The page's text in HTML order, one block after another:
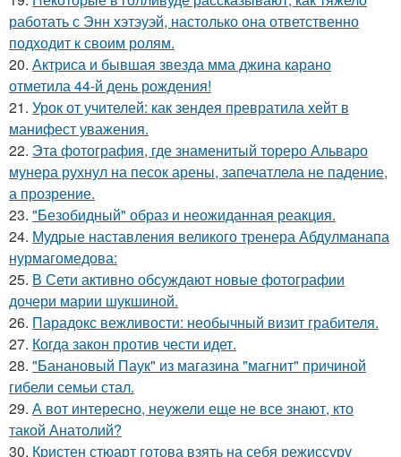
работать с Энн хэтэуэй, настолько она ответственно
подходит к своим ролям.
20. Актриса и бывшая звезда мма джина карано
отметила 44-й день рождения!
21. Урок от учителей: как зендея превратила хейт в
манифест уважения.
22. Эта фотография, где знаменитый тореро Альваро
мунера рухнул на песок арены, запечатлела не падение,
а прозрение.
23. "Безобидный" образ и неожиданная реакция.
24. Мудрые наставления великого тренера Абдулманапа
нурмагомедова:
25. В Сети активно обсуждают новые фотографии
дочери марии шукшиной.
26. Парадокс вежливости: необычный визит грабителя.
27. Когда закон против чести идет.
28. "Банановый Паук" из магазина "магнит" причиной
гибели семьи стал.
29. А вот интересно, неужели еще не все знают, кто
такой Анатолий?
30. Кристен стюарт готова взять на себя режиссуру